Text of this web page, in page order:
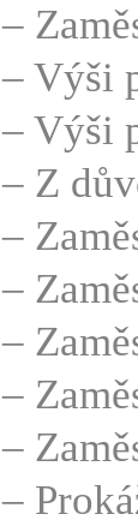
–
– Výši
– Výši
– Z
–
–
–
–
–
–